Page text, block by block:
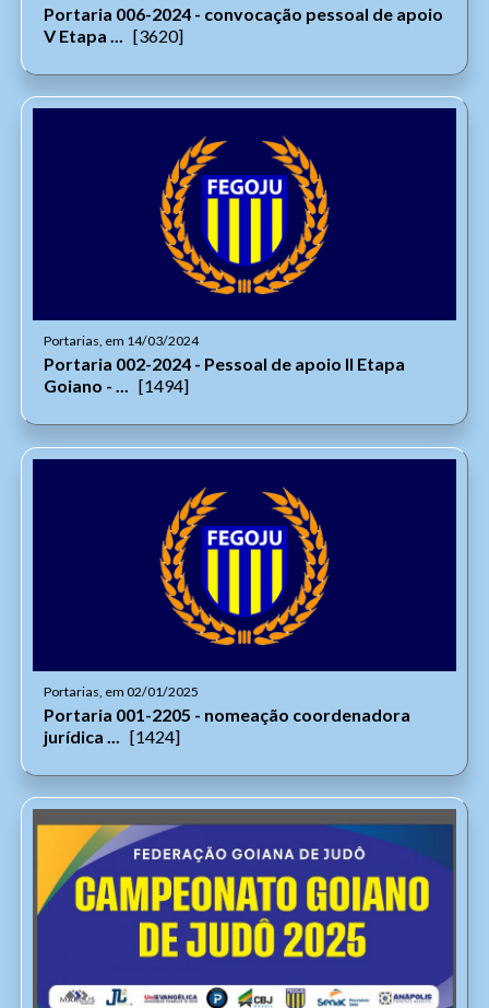
Portaria 006-2024 - convocação pessoal de apoio
V Etapa ... [3620]
Portarias, em 14/03/2024
Portaria 002-2024 - Pessoal de apoio II Etapa
Goiano - ... [1494]
Portarias, em 02/01/2025
Portaria 001-2205 - nomeação coordenadora
jurídica ... [1424]